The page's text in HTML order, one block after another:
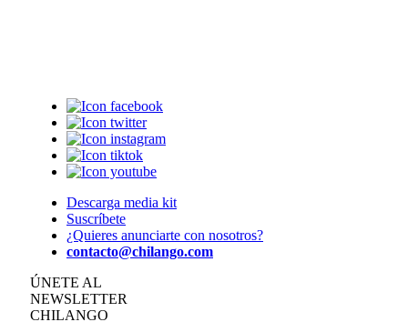
Descarga media kit
Suscríbete
¿Quieres anunciarte con nosotros?
contacto@chilango.com
ÚNETE AL
NEWSLETTER
CHILANGO